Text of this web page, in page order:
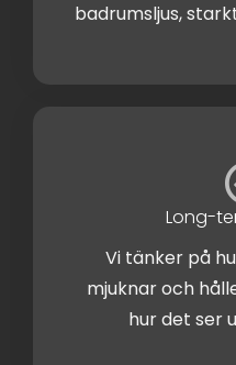
badrumsljus,
Long-
Vi tänker på
mjuknar och
hur det ser